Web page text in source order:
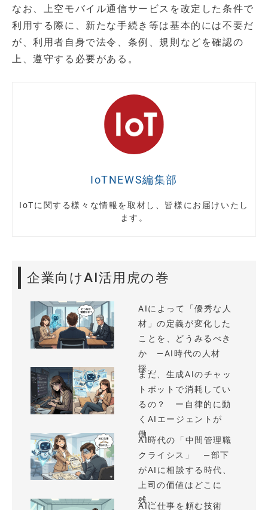
なお、上空モバイル通信サービスを改定した条件で
利用する際に、新たな手続き等は基本的には不要だ
が、利用者自身で法令、条例、規則などを確認の
上、遵守する必要がある。
IoTNEWS編集部
IoTに関する様々な情報を取材し、皆様にお届けいたし
ます。
企業向けAI活用虎の巻
AIによって「優秀な人
材」の定義が変化した
ことを、どうみるべき
か —AI時代の人材
採...
まだ、生成AIのチャッ
トボットで消耗してい
るの？ ー自律的に動
くAIエージェントが
働...
AI時代の「中間管理職
クライシス」 —部下
がAIに相談する時代、
上司の価値はどこに
残...
AIに仕事を頼む技術